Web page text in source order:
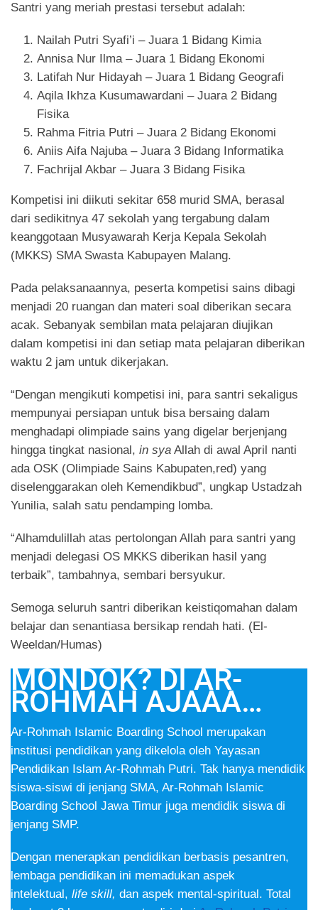
Santri yang meriah prestasi tersebut adalah:
Nailah Putri Syafi’i – Juara 1 Bidang Kimia
Annisa Nur Ilma – Juara 1 Bidang Ekonomi
Latifah Nur Hidayah – Juara 1 Bidang Geografi
Aqila Ikhza Kusumawardani – Juara 2 Bidang
Fisika
Rahma Fitria Putri – Juara 2 Bidang Ekonomi
Aniis Aifa Najuba – Juara 3 Bidang Informatika
Fachrijal Akbar – Juara 3 Bidang Fisika
Kompetisi ini diikuti sekitar 658 murid SMA, berasal
dari sedikitnya 47 sekolah yang tergabung dalam
keanggotaan Musyawarah Kerja Kepala Sekolah
(MKKS) SMA Swasta Kabupayen Malang.
Pada pelaksanaannya, peserta kompetisi sains dibagi
menjadi 20 ruangan dan materi soal diberikan secara
acak. Sebanyak sembilan mata pelajaran diujikan
dalam kompetisi ini dan setiap mata pelajaran diberikan
waktu 2 jam untuk dikerjakan.
“Dengan mengikuti kompetisi ini, para santri sekaligus
mempunyai persiapan untuk bisa bersaing dalam
menghadapi olimpiade sains yang digelar berjenjang
hingga tingkat nasional, in sya Allah di awal April nanti
ada OSK (Olimpiade Sains Kabupaten,red) yang
diselenggarakan oleh Kemendikbud”, ungkap Ustadzah
Yunilia, salah satu pendamping lomba.
“Alhamdulillah atas pertolongan Allah para santri yang
menjadi delegasi OS MKKS diberikan hasil yang
terbaik”, tambahnya, sembari bersyukur.
Semoga seluruh santri diberikan keistiqomahan dalam
belajar dan senantiasa bersikap rendah hati. (El-
Weeldan/Humas)
MONDOK? DI AR-
ROHMAH AJAAA…
Ar-Rohmah Islamic Boarding School merupakan
institusi pendidikan yang dikelola oleh Yayasan
Pendidikan Islam Ar-Rohmah Putri. Tak hanya mendidik
siswa-siswi di jenjang SMA, Ar-Rohmah Islamic
Boarding School Jawa Timur juga mendidik siswa di
jenjang SMP.
Dengan menerapkan pendidikan berbasis pesantren,
lembaga pendidikan ini memadukan aspek
intelektual, life skill, dan aspek mental-spiritual. Total